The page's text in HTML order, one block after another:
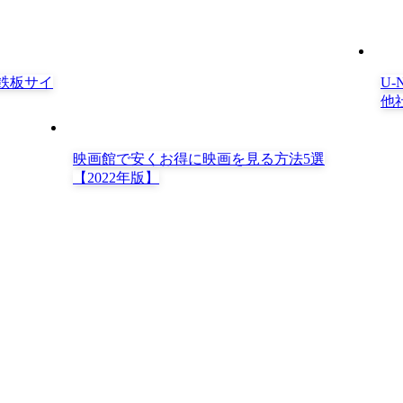
板サイ
映画館で安くお得に映画を見る方法5選
【2022年版】
U-
他